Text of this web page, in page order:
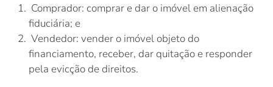
Comprador: comprar e dar o imóvel em alienação
fiduciária; e
Vendedor: vender o imóvel objeto do
financiamento, receber, dar quitação e responder
pela evicção de direitos.